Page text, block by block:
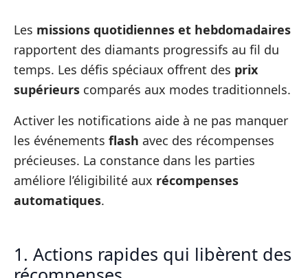
Les missions quotidiennes et hebdomadaires
rapportent des diamants progressifs au fil du
temps. Les défis spéciaux offrent des prix
supérieurs comparés aux modes traditionnels.
Activer les notifications aide à ne pas manquer
les événements flash avec des récompenses
précieuses. La constance dans les parties
améliore l’éligibilité aux récompenses
automatiques.
1. Actions rapides qui libèrent des